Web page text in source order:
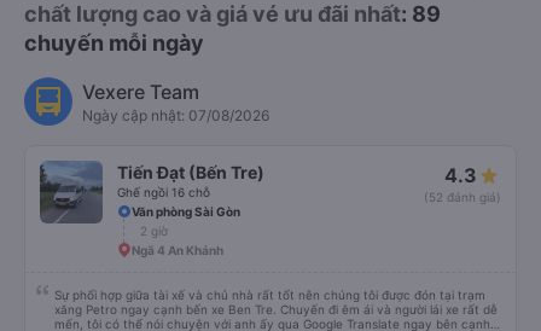
chất lượng cao và giá vé ưu đãi nhất: 89
chuyến mỗi ngày
Vexere Team
Ngày cập nhật: 07/08/2026
Tiến Đạt (Bến Tre)
Ghế ngồi 16 chỗ
4.3
(52 đánh giá)
Văn phòng Sài Gòn
2 giờ
Ngã 4 An Khánh
Sự phối hợp giữa tài xế và chủ nhà rất tốt nên chúng tôi được đón tại trạm
xăng Petro ngay cạnh bến xe Ben Tre. Chuyến đi êm ái và người lái xe rất dễ
mến, tôi có thể nói chuyện với anh ấy qua Google Translate ngay bên cạnh.